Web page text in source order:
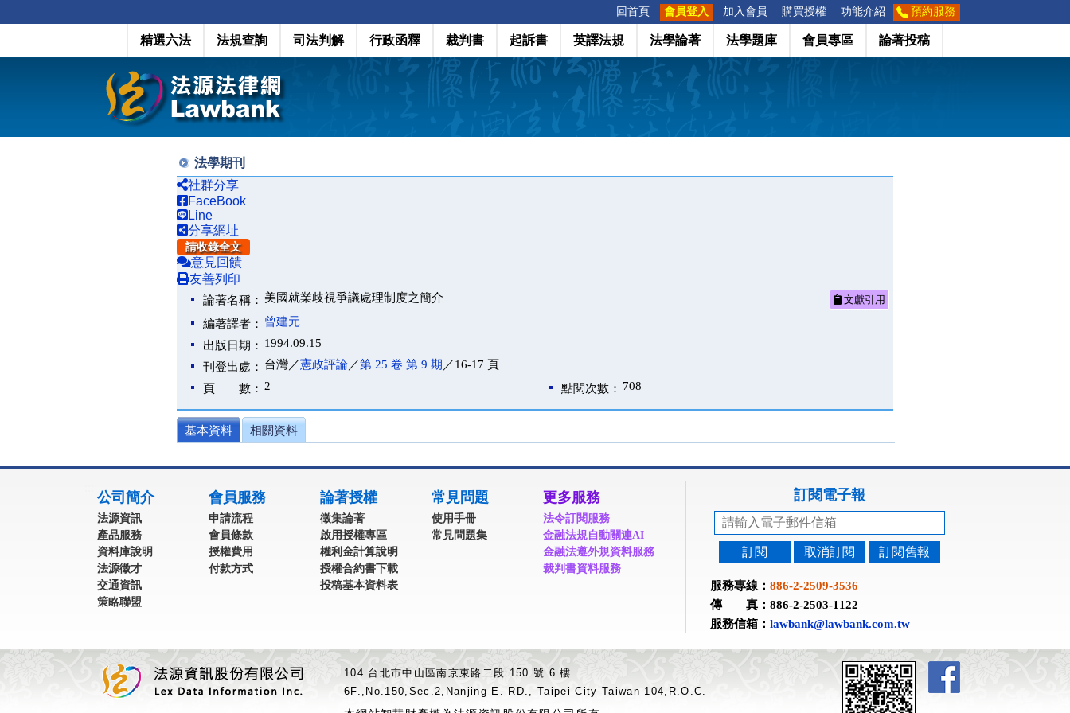
回首頁 會員登入 加入會員 購買授權 功能介紹 預約服務
精選六法 法規查詢 司法判解 行政函釋 裁判書 起訴書 英譯法規 法學論著 法學題庫 會員專區 論著投稿
法學期刊
社群分享
FaceBook
Line
分享網址
請收錄全文
意見回饋
友善列印
論著名稱： 美國就業歧視爭議處理制度之簡介 文獻引用
編著譯者： 曾建元
出版日期： 1994.09.15
刊登出處： 台灣／憲政評論／第 25 卷 第 9 期 ／16-17 頁
頁 數： 2 點閱次數： 708
基本資料 相關資料
公司簡介
法源資訊
產品服務
資料庫說明
法源徵才
交通資訊
策略聯盟
會員服務
申請流程
會員條款
授權費用
付款方式
論著授權
徵集論著
啟用授權專區
權利金計算說明
授權合約書下載
投稿基本資料表
常見問題
使用手冊
常見問題集
更多服務
法令訂閱服務
金融法規自動關連AI
金融法遵外規資料服務
裁判書資料服務
訂閱電子報
訂閱 取消訂閱 訂閱舊報
服務專線： 886-2-2509-3536
傳 真：886-2-2503-1122
服務信箱： lawbank@lawbank.com.tw
104 台北市中山區南京東路二段 150 號 6 樓
6F.,No.150,Sec.2,Nanjing E. RD., Taipei City Taiwan 104,R.O.C.